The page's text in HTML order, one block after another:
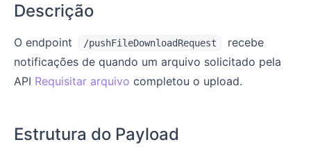
Descrição
O endpoint /pushFileDownloadRequest
recebe
notificações de quando um arquivo solicitado pela
API Requisitar arquivo completou o upload.
Estrutura do Payload